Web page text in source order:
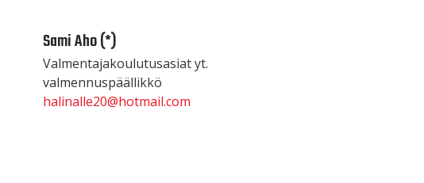
Sami Aho (*)
Valmentajakoulutusasiat yt.
valmennuspäällikkö
halinalle20@hotmail.com